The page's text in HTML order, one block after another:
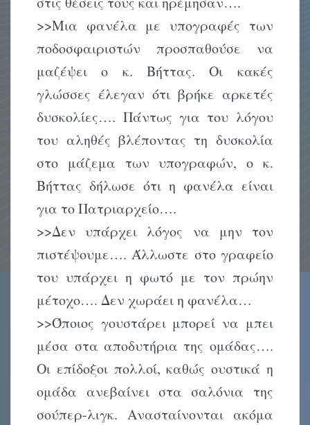
>>Μια φανέλα με υπογραφές των
ποδοσφαιριστών προσπαθούσε να
μαζέψει ο κ. Βήττας. Οι κακές
γλώσσες έλεγαν ότι βρήκε αρκετές
δυσκολίες…. Πάντως για του λόγου
του αληθές βλέποντας τη δυσκολία
στο μάζεμα των υπογραφών, ο κ.
Βήττας δήλωσε ότι η φανέλα είναι
για το Πατριαρχείο….
>>Δεν υπάρχει λόγος να μην τον
πιστέψουμε…. Άλλωστε στο γραφείο
του υπάρχει η φωτό με τον πρώην
μέτοχο…. Δεν χωράει η φανέλα…
>>Όποιος γουστάρει μπορεί να μπει
μέσα στα αποδυτήρια της ομάδας….
Οι επίδοξοι πολλοί, καθώς ουστικά η
ομάδα ανεβαίνει στα σαλόνια της
σούπερ-λιγκ. Ανασταίνονται ακόμα